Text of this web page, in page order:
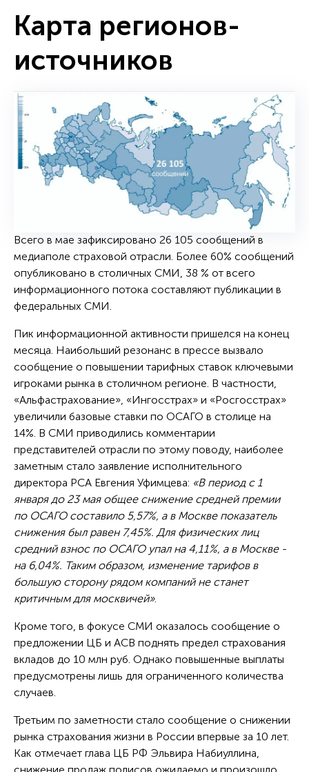
Карта регионов-
источников
Всего в мае зафиксировано 26 105 сообщений в
медиаполе страховой отрасли. Более 60% сообщений
опубликовано в столичных СМИ, 38 % от всего
информационного потока составляют публикации в
федеральных СМИ.
Пик информационной активности пришелся на конец
месяца. Наибольший резонанс в прессе вызвало
сообщение о повышении тарифных ставок ключевыми
игроками рынка в столичном регионе. В частности,
«Альфастрахование», «Ингосстрах» и «Росгосстрах»
увеличили базовые ставки по ОСАГО в столице на
14%. В СМИ приводились комментарии
представителей отрасли по этому поводу, наиболее
заметным стало заявление исполнительного
директора РСА Евгения Уфимцева: «В период с 1
января до 23 мая общее снижение средней премии
по ОСАГО составило 5,57%, а в Москве показатель
снижения был равен 7,45%. Для физических лиц
средний взнос по ОСАГО упал на 4,11%, а в Москве -
на 6,04%. Таким образом, изменение тарифов в
большую сторону рядом компаний не станет
критичным для москвичей».
Кроме того, в фокусе СМИ оказалось сообщение о
предложении ЦБ и АСВ поднять предел страхования
вкладов до 10 млн руб. Однако повышенные выплаты
предусмотрены лишь для ограниченного количества
случаев.
Третьим по заметности стало сообщение о снижении
рынка страхования жизни в России впервые за 10 лет.
Как отмечает глава ЦБ РФ Эльвира Набиуллина,